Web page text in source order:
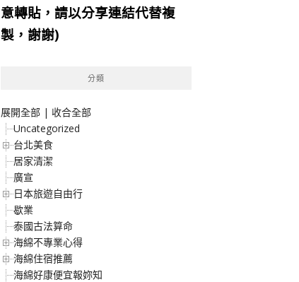
意轉貼，請以分享連結代替複
製，謝謝)
分類
展開全部 | 收合全部
Uncategorized
台北美食
居家清潔
廣宣
日本旅遊自由行
歇業
泰國古法算命
海綿不專業心得
海綿住宿推薦
海綿好康便宜報妳知